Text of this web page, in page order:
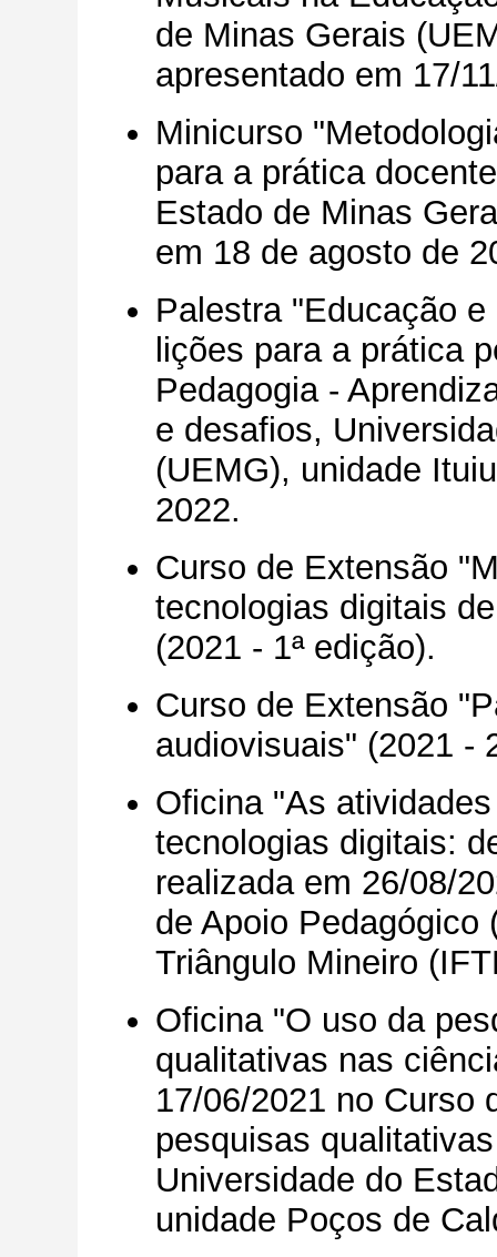
de Minas Gerais
apresentado em 17/
Minicurso
para a prática
Estado de Minas
em 18 de agosto de
Palestra "Educação
lições para a prática
Pedagogia -
e desafios,
(UEMG), unidade
2022.
Curso de Extensão
tecnologias digitais
(2021 - 1ª edição).
Curso de Extensão
audiovisuais" (2021 -
Oficina "As
tecnologias digitais:
realizada em 26/08/
de Apoio Pedagógico
Triângulo Mineiro
Oficina "O uso da
qualitativas nas
17/06/2021 no Curso
pesquisas
Universidade do
unidade Poços de